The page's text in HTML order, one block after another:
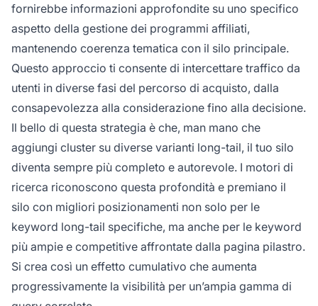
fornirebbe informazioni approfondite su uno specifico
aspetto della gestione dei programmi affiliati,
mantenendo coerenza tematica con il silo principale.
Questo approccio ti consente di intercettare traffico da
utenti in diverse fasi del percorso di acquisto, dalla
consapevolezza alla considerazione fino alla decisione.
Il bello di questa strategia è che, man mano che
aggiungi cluster su diverse varianti long-tail, il tuo silo
diventa sempre più completo e autorevole. I motori di
ricerca riconoscono questa profondità e premiano il
silo con migliori posizionamenti non solo per le
keyword long-tail specifiche, ma anche per le keyword
più ampie e competitive affrontate dalla pagina pilastro.
Si crea così un effetto cumulativo che aumenta
progressivamente la visibilità per un’ampia gamma di